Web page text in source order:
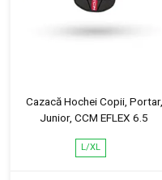
Cazacă Hochei Copii, Portar,
Junior, CCM EFLEX 6.5
L/XL